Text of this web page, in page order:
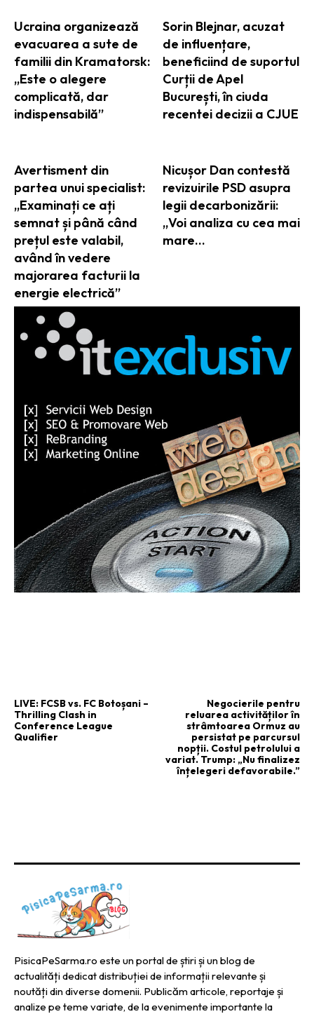
Ucraina organizează
evacuarea a sute de
familii din Kramatorsk:
„Este o alegere
complicată, dar
indispensabilă”
Sorin Blejnar, acuzat
de influențare,
beneficiind de suportul
Curții de Apel
București, în ciuda
recentei decizii a CJUE
Avertisment din
partea unui specialist:
„Examinați ce ați
semnat și până când
prețul este valabil,
având în vedere
majorarea facturii la
energie electrică”
Nicușor Dan contestă
revizuirile PSD asupra
legii decarbonizării:
„Voi analiza cu cea mai
mare…
LIVE: FCSB vs. FC Botoșani –
Thrilling Clash in
Conference League
Qualifier
Negocierile pentru
reluarea activităților în
strâmtoarea Ormuz au
persistat pe parcursul
nopții. Costul petrolului a
variat. Trump: „Nu finalizez
înțelegeri defavorabile.”
PisicaPeSarma.ro este un portal de știri și un blog de
actualități dedicat distribuției de informații relevante și
noutăți din diverse domenii. Publicăm articole, reportaje și
analize pe teme variate, de la evenimente importante la